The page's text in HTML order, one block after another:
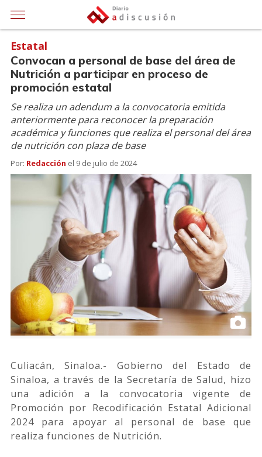
Estatal
Convocan a personal de base del área de
Nutrición a participar en proceso de
promoción estatal
Se realiza un adendum a la convocatoria emitida
anteriormente para reconocer la preparación
académica y funciones que realiza el personal del área
de nutrición con plaza de base
Por: Redacción el 9 de julio de 2024
Culiacán, Sinaloa.- Gobierno del Estado de
Sinaloa, a través de la Secretaría de Salud, hizo
una adición a la convocatoria vigente de
Promoción por Recodificación Estatal Adicional
2024 para apoyar al personal de base que
realiza funciones de Nutrición.